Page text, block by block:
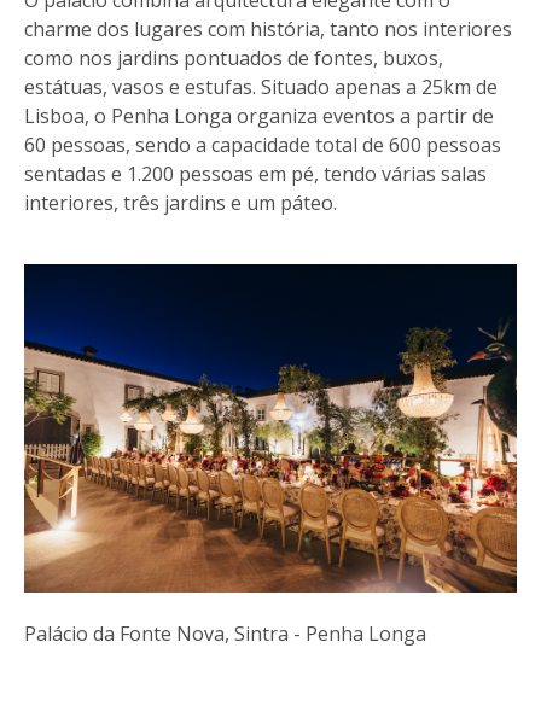
charme dos lugares com história, tanto nos interiores
como nos jardins pontuados de fontes, buxos,
estátuas, vasos e estufas. Situado apenas a 25km de
Lisboa, o Penha Longa organiza eventos a partir de
60 pessoas, sendo a capacidade total de 600 pessoas
sentadas e 1.200 pessoas em pé, tendo várias salas
interiores, três jardins e um páteo.
Palácio da Fonte Nova, Sintra - Penha Longa